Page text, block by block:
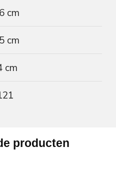
cm
cm
cm
producten